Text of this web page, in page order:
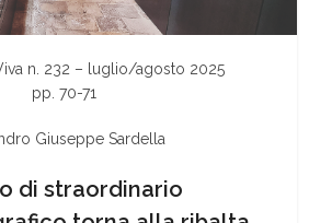
n. 232 – luglio/agosto 2025
pp. 70-71
Giuseppe Sardella
di straordinario